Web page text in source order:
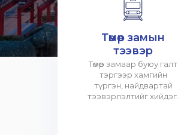
Төмөр замын
тээвэр
Төмөр замаар буюу галт
тэргээр хамгийн
түргэн, найдвартай
тээвэрлэлтийг хийдэг.